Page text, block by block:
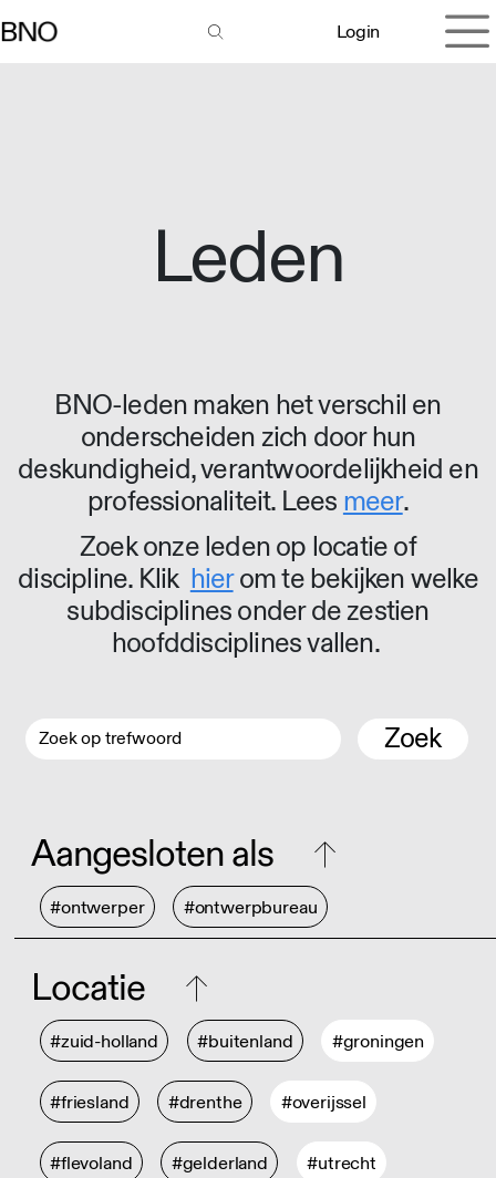
Login
Leden
BNO-leden maken het verschil en
onderscheiden zich door hun
deskundigheid, verantwoordelijkheid en
professionaliteit. Lees meer.
Zoek onze leden op locatie of
discipline. Klik hierom te bekijken welke
subdisciplines onder de zestien
hoofddisciplines vallen.
Zoek
Aangesloten als
#ontwerper #ontwerpbureau
Locatie
#zuid-holland #buitenland #groningen
#friesland #drenthe #overijssel
#flevoland #gelderland #utrecht